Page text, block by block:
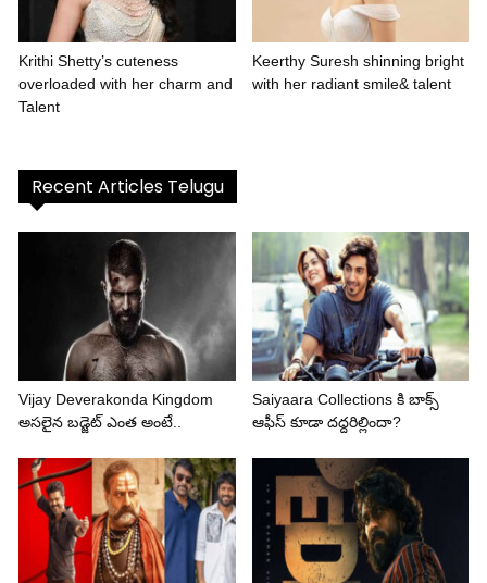
Krithi Shetty’s cuteness
overloaded with her charm and
Talent
Keerthy Suresh shinning bright
with her radiant smile& talent
Recent Articles Telugu
Vijay Deverakonda Kingdom
అసలైన బడ్జెట్ ఎంత అంటే..
Saiyaara Collections కి బాక్స్
ఆఫీస్ కూడా దద్దరిల్లిందా?